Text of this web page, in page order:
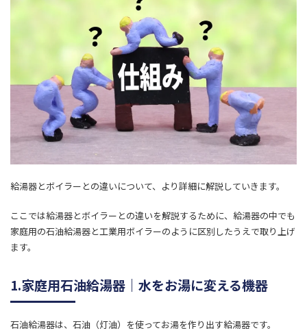
給湯器とボイラーとの違いについて、より詳細に解説していきます。
ここでは給湯器とボイラーとの違いを解説するために、給湯器の中でも
家庭用の石油給湯器と工業用ボイラーのように区別したうえで取り上げ
ます。
1.家庭用石油給湯器｜水をお湯に変える機器
石油給湯器は、石油（灯油）を使ってお湯を作り出す給湯器です。